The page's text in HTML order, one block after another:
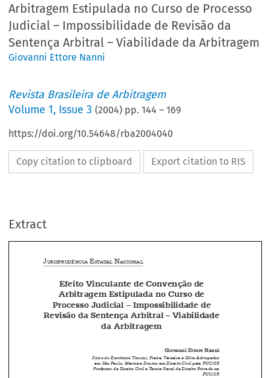
Arbitragem Estipulada no Curso de Processo
Judicial – Impossibilidade de Revisão da
Sentença Arbitral – Viabilidade da Arbitragem
Giovanni Ettore Nanni
Revista Brasileira de Arbitragem
Volume1, Issue 3 (2004) pp.144 –169
https://doi.org/10.54648/rba2004040
Copy citation to clipboard Export citation to RIS
Extract
     










Efeito Vinculante de Convenção de
Processo Judicial – Impossibilidade de
Revisão da Sentença Arbitral – Viabilidade
da Arbitragem
Sócio do Escritório Tozzini, Freire, Teixeira e Silva Advogados
em São Paulo, Mestre e Doutor em Direito Civil pela PUC/SP,
Professor de Direito Civil e Teoria Geral de Direito Privado na
PUC/SP.